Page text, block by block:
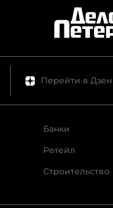
Перейти в Дзен
Банки
Ретейл
Строительство